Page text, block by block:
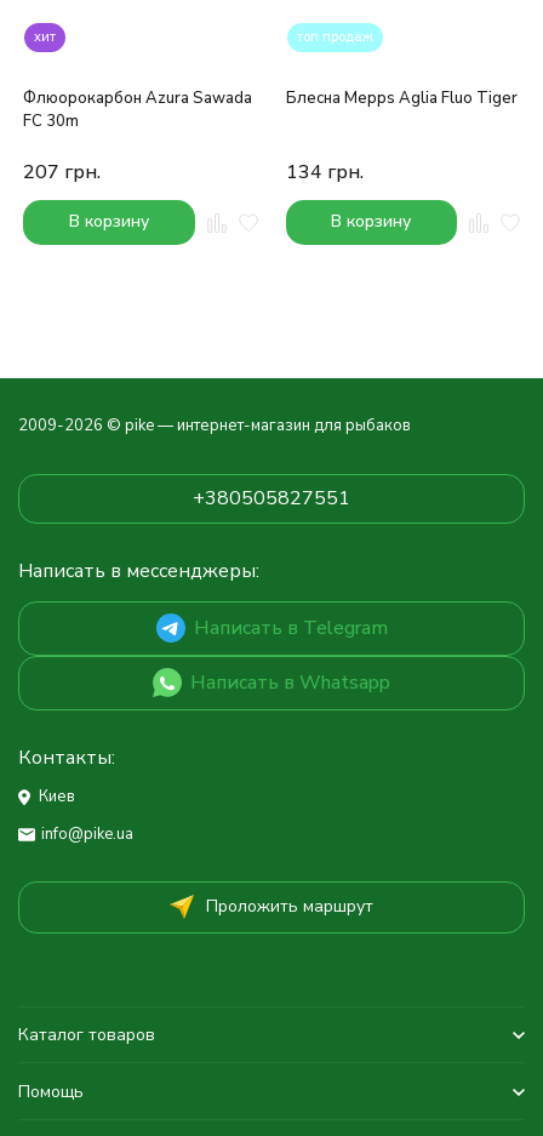
хит
Флюорокарбон Azura Sawada
FC 30m
207 грн.
В корзину
топ продаж
Блесна Mepps Aglia Fluo Tiger
134 грн.
В корзину
2009-2026 © pike — интернет-магазин для рыбаков
+380505827551
Написать в мессенджеры:
Написать в Telegram
Написать в Whatsapp
Контакты:
Киев
info@pike.ua
Проложить маршрут
Каталог товаров
Помощь